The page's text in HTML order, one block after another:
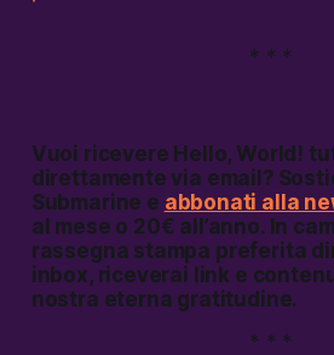
* * *
Vuoi ricevere Hello, World!
direttamente via email?
Submarine e abbonati alla
al mese o 20€ all’anno. In
rassegna stampa preferita
inbox, riceverai link e
nostra eterna gratitudine.
* * *